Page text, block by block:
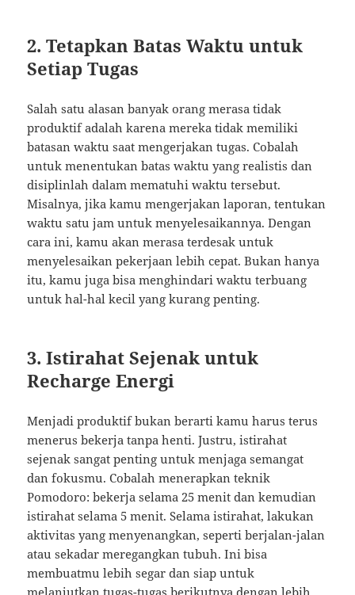
2. Tetapkan Batas Waktu untuk
Setiap Tugas
Salah satu alasan banyak orang merasa tidak
produktif adalah karena mereka tidak memiliki
batasan waktu saat mengerjakan tugas. Cobalah
untuk menentukan batas waktu yang realistis dan
disiplinlah dalam mematuhi waktu tersebut.
Misalnya, jika kamu mengerjakan laporan, tentukan
waktu satu jam untuk menyelesaikannya. Dengan
cara ini, kamu akan merasa terdesak untuk
menyelesaikan pekerjaan lebih cepat. Bukan hanya
itu, kamu juga bisa menghindari waktu terbuang
untuk hal-hal kecil yang kurang penting.
3. Istirahat Sejenak untuk
Recharge Energi
Menjadi produktif bukan berarti kamu harus terus
menerus bekerja tanpa henti. Justru, istirahat
sejenak sangat penting untuk menjaga semangat
dan fokusmu. Cobalah menerapkan teknik
Pomodoro: bekerja selama 25 menit dan kemudian
istirahat selama 5 menit. Selama istirahat, lakukan
aktivitas yang menyenangkan, seperti berjalan-jalan
atau sekadar meregangkan tubuh. Ini bisa
membuatmu lebih segar dan siap untuk